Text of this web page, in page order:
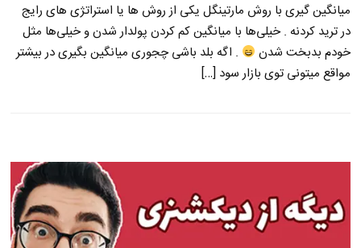
میانگین گیری با روش مارتینگل یکی از روش ها یا استراتژی های رایج
در ترید کردنه . خیلی‌ها با میانگین کم کردن پولدار شدن و خیلی‌ها مثل
خودم بدبخت شدن
. اگه بلد باشی چجوری میانگین بگیری در بیشتر
مواقع میتونی توی بازار سود […]